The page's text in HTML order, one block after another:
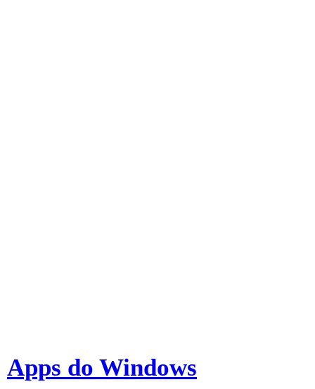
Apps do Windows